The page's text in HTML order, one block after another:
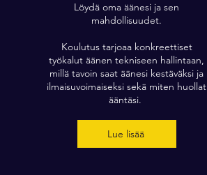
Löydä oma äänesi ja sen
mahdollisuudet.
Koulutus tarjoaa konkreettiset
työkalut äänen tekniseen hallintaan,
millä tavoin saat äänesi kestäväksi ja
ilmaisuvoimaiseksi sekä miten huollat
ääntäsi.
Lue lisää